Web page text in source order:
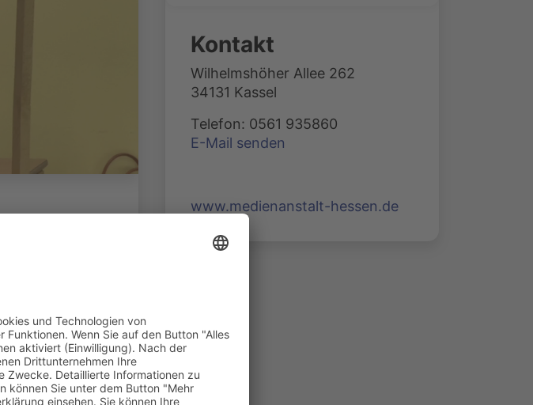
| 7117 Klicks
Kontakt
Wilhelmshöher Allee 262
34131 Kassel
Telefon: 0561 935860
E-Mail senden
www.medienanstalt-hessen.de